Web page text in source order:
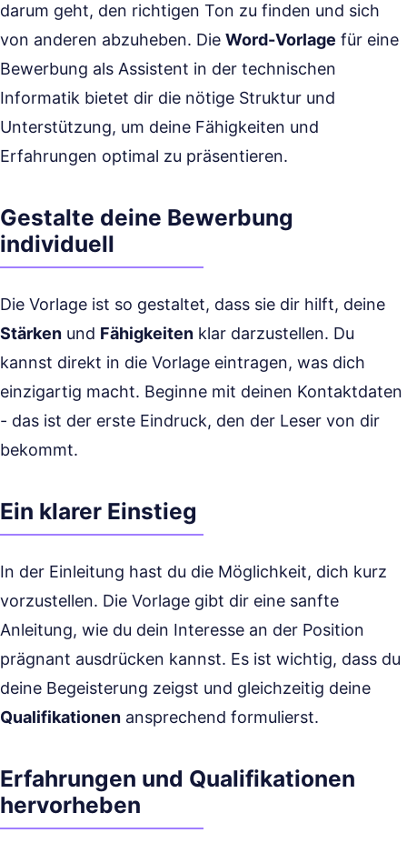
darum geht, den richtigen Ton zu finden und sich
von anderen abzuheben. Die Word-Vorlage für eine
Bewerbung als Assistent in der technischen
Informatik bietet dir die nötige Struktur und
Unterstützung, um deine Fähigkeiten und
Erfahrungen optimal zu präsentieren.
Gestalte deine Bewerbung
individuell
Die Vorlage ist so gestaltet, dass sie dir hilft, deine
Stärken und Fähigkeiten klar darzustellen. Du
kannst direkt in die Vorlage eintragen, was dich
einzigartig macht. Beginne mit deinen Kontaktdaten
- das ist der erste Eindruck, den der Leser von dir
bekommt.
Ein klarer Einstieg
In der Einleitung hast du die Möglichkeit, dich kurz
vorzustellen. Die Vorlage gibt dir eine sanfte
Anleitung, wie du dein Interesse an der Position
prägnant ausdrücken kannst. Es ist wichtig, dass du
deine Begeisterung zeigst und gleichzeitig deine
Qualifikationen ansprechend formulierst.
Erfahrungen und Qualifikationen
hervorheben